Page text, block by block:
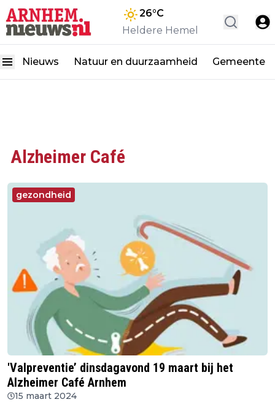
26°C
Heldere Hemel
Nieuws Natuur en duurzaamheid Gemeente
Alzheimer Café
gezondheid
'Valpreventie’ dinsdagavond 19 maart bij het
Alzheimer Café Arnhem
15 maart 2024